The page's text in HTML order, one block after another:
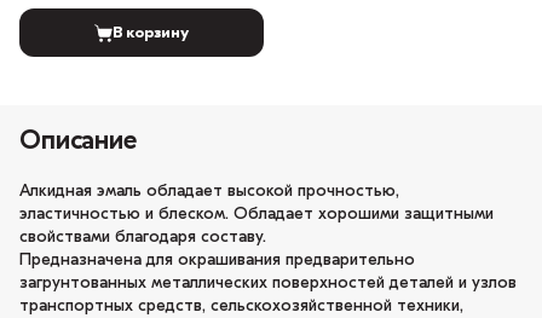
В корзину
Описание
Алкидная эмаль обладает высокой прочностью,
эластичностью и блеском. Обладает хорошими защитными
свойствами благодаря составу.
Предназначена для окрашивания предварительно
загрунтованных металлических поверхностей деталей и узлов
транспортных средств, сельскохозяйственной техники,